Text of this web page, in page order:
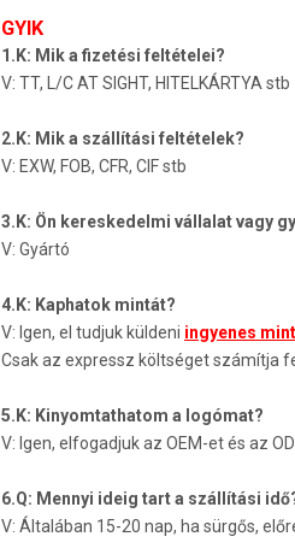
GYIK
1.K: Mik a fizetési feltételei?
V: TT, L/C AT SIGHT, HITELKÁRTYA stb
2.K: Mik a szállítási feltételek?
V: EXW, FOB, CFR, CIF stb
3.K: Ön kereskedelmi vállalat vagy
V: Gyártó
4.K: Kaphatok mintát?
V: Igen, el tudjuk küldeni ingyenes
Csak az expressz költséget számítja
5.K: Kinyomtathatom a logómat?
V: Igen, elfogadjuk az OEM-et és az
6.Q: Mennyi ideig tart a szállítási
V: Általában 15-20 nap, ha sürgős,